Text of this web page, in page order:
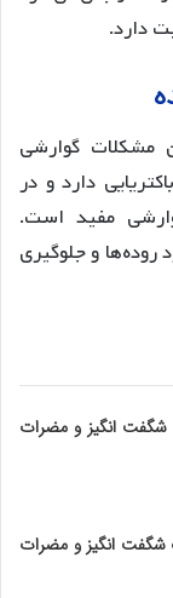
دارد.
مشکلات گوارشی
دارد و در
مفید است.
روده‌ها و جلوگیری
شگفت انگیز و مضرات
انگیز و مضرات